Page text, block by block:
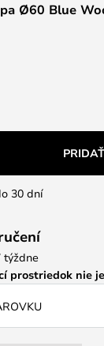
Ø60 Blue
30 dní
týždne
prostriedok nie je